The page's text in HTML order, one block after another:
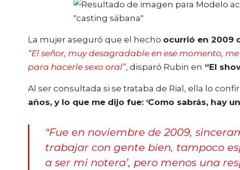
La mujer aseguró que el hecho ocurrió en 2009
“El señor, muy desagradable en ese momento,
para hacerle sexo oral”, disparó Rubin en “El
Al ser consultada si se trataba de Rial, ella lo
años, y lo que me dijo fue: ‘Como sabrás, hay
“Fue en noviembre de 2009,
trabajar con gente bien, tampoco
a ser mi notera’, pero menos una